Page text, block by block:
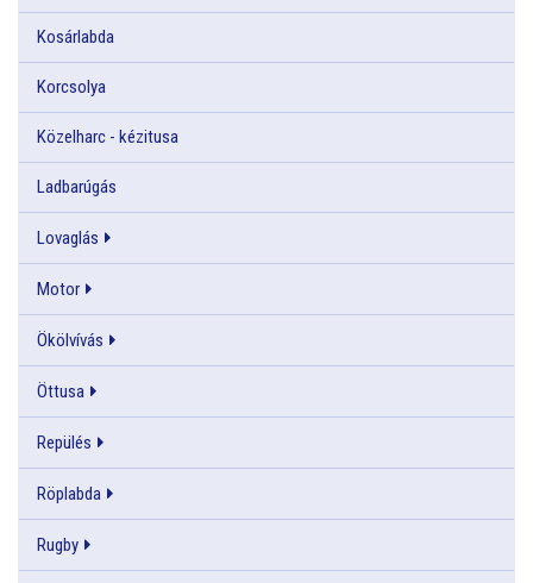
Kosárlabda
Korcsolya
Közelharc - kézitusa
Ladbarúgás
Lovaglás
Motor
Ökölvívás
Öttusa
Repülés
Röplabda
Rugby